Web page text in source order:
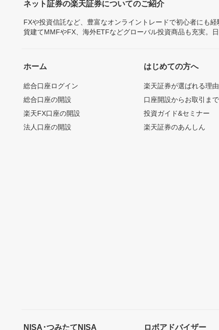
ネット証券の楽天証券についてのご紹介
FXや投資信託など、豊富なオンライントレードで初心者にも
貨建てMMFやFX、海外ETFなどグローバル投資商品も充実。
ホーム
総合口座ログイン
総合口座の開設
楽天FX口座の開設
法人口座の開設
はじめての方へ
楽天証券が選ばれる理由
口座開設からお取引ま
投資ガイド&セミナー
楽天証券のあんしん
NISA･つみたてNISA ロボアドバイザー